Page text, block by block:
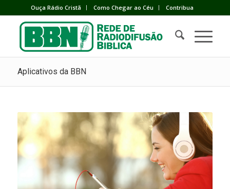
Ouça Rádio Cristã Como Chegar ao Céu Contribua
Aplicativos da BBN